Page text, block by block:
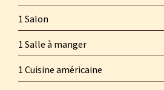
1 Salon
1 Salle à manger
1 Cuisine américaine